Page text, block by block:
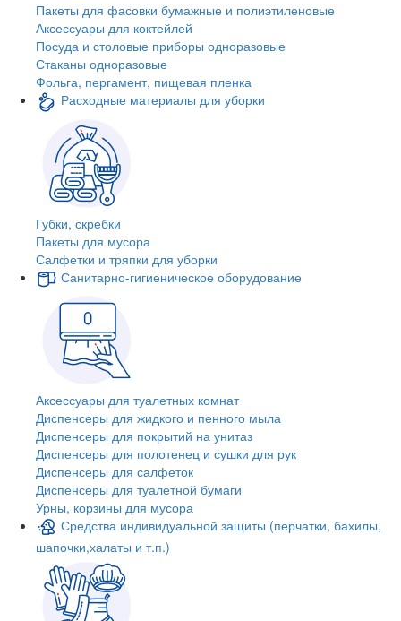
Пакеты для фасовки бумажные и полиэтиленовые
Аксессуары для коктейлей
Посуда и столовые приборы одноразовые
Стаканы одноразовые
Фольга, пергамент, пищевая пленка
Расходные материалы для уборки
Губки, скребки
Пакеты для мусора
Салфетки и тряпки для уборки
Санитарно-гигиеническое оборудование
Аксессуары для туалетных комнат
Диспенсеры для жидкого и пенного мыла
Диспенсеры для покрытий на унитаз
Диспенсеры для полотенец и сушки для рук
Диспенсеры для салфеток
Диспенсеры для туалетной бумаги
Урны, корзины для мусора
Средства индивидуальной защиты (перчатки, бахилы,
шапочки,халаты и т.п.)